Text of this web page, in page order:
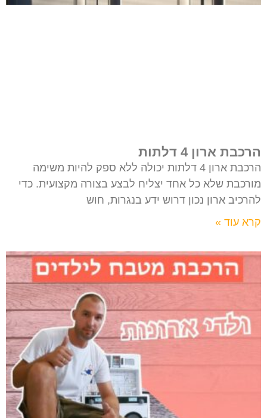
הרכבת ארון 4 דלתות
הרכבת ארון 4 דלתות יכולה ללא ספק להיות משימה
מורכבת שלא כל אחד יצליח לבצע בצורה מקצועית. כדי
להרכיב ארון נכון דרוש ידע בנגרות, חוש
קרא עוד »